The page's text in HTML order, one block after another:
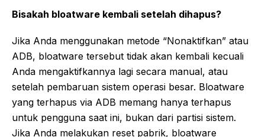
Bisakah bloatware kembali setelah dihapus?
Jika Anda menggunakan metode “Nonaktifkan” atau
ADB, bloatware tersebut tidak akan kembali kecuali
Anda mengaktifkannya lagi secara manual, atau
setelah pembaruan sistem operasi besar. Bloatware
yang terhapus via ADB memang hanya terhapus
untuk pengguna saat ini, bukan dari partisi sistem.
Jika Anda melakukan reset pabrik, bloatware